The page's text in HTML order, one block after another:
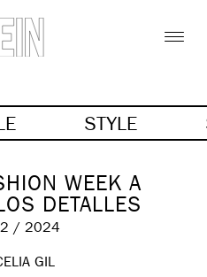
STYLE
WEEK A
DETALLES
/ 2024
GIL